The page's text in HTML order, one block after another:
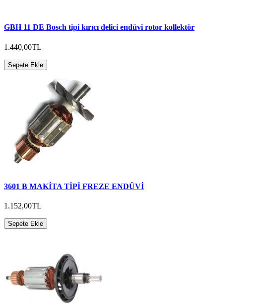
GBH 11 DE Bosch tipi kırıcı delici endüvi rotor kollektör
1.440,00TL
Sepete Ekle
3601 B MAKİTA TİPİ FREZE ENDÜVİ
1.152,00TL
Sepete Ekle